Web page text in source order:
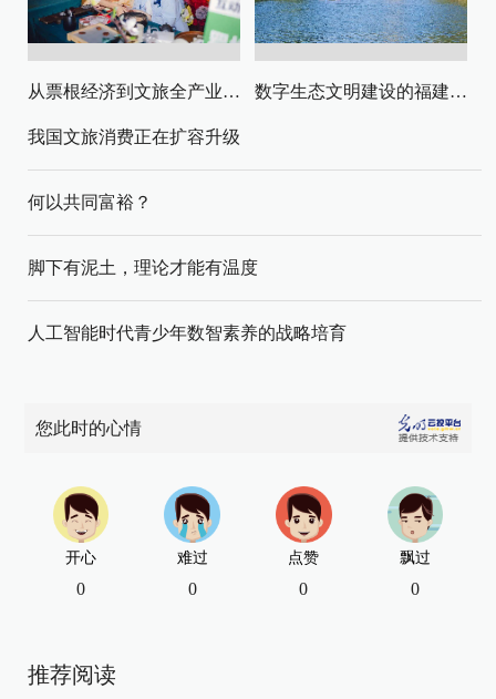
从票根经济到文旅全产业链升级 数字生态文明建设的福建路径与启示
我国文旅消费正在扩容升级
何以共同富裕？
脚下有泥土，理论才能有温度
人工智能时代青少年数智素养的战略培育
您此时的心情
开心
0
难过
0
点赞
0
飘过
0
推荐阅读